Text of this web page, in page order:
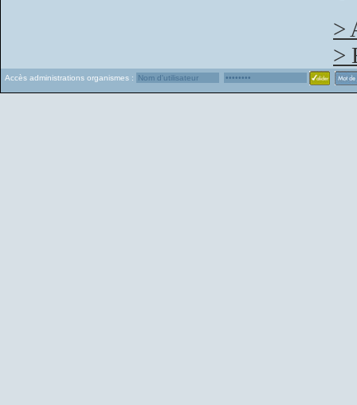
>
>
Accès administrations organismes :